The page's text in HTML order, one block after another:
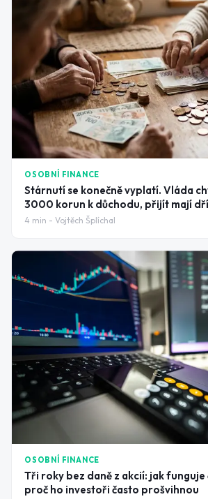
OSOBNÍ FINANCE
Stárnutí se konečně vyplatí. Vláda
3000 korun k důchodu, přijít mají
4 min - Vojtěch Šplíchal
OSOBNÍ FINANCE
Tři roky bez daně z akcií: jak funguje
proč ho investoři často prošvihnou